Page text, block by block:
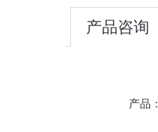
产品咨询
产品：